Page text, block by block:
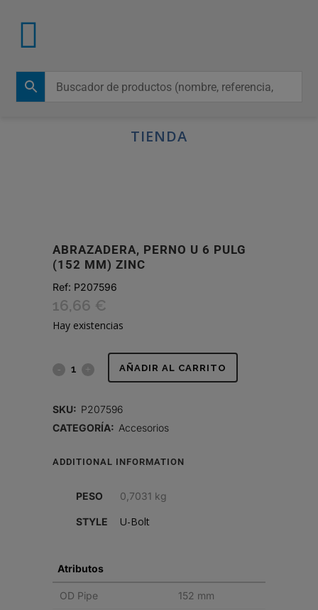
TIENDA
ABRAZADERA, PERNO U 6 PULG
(152 MM) ZINC
Ref: P207596
16,66 €
Hay existencias
ABRAZADERA,AÑADIR AL CARRITO
SKU: P207596
CATEGORÍA: Accesorios
ADDITIONAL INFORMATION
PESO 0,7031 kg
STYLE U-Bolt
Atributos
OD Pipe 152 mm